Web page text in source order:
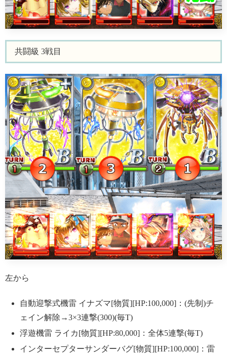
共闘級 3戦目
左から
自動迎撃式機雷 イナズマ[物質][HP:100,000]：(先制)チ
ェイン解除→3×3連撃(300)(毎T)
浮遊機雷 ライカ[物質][HP:80,000]：全体5連撃(毎T)
インターセプターサンダーバグ[物質][HP:100,000]：雷